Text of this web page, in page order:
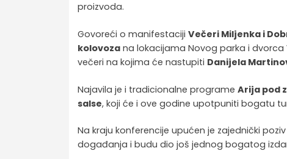
proizvoda.
Govoreći o manifestacijiVečeri Miljenka i
kolovoza na lokacijama Novog parka i dvorca
večeri na kojima će nastupiti Danijela
Najavila je i tradicionalne programeArija pod
salse, koji će i ove godine upotpuniti bogatu
Na kraju konferencije upućen je zajednički
događanja i budu dio još jednog bogatog